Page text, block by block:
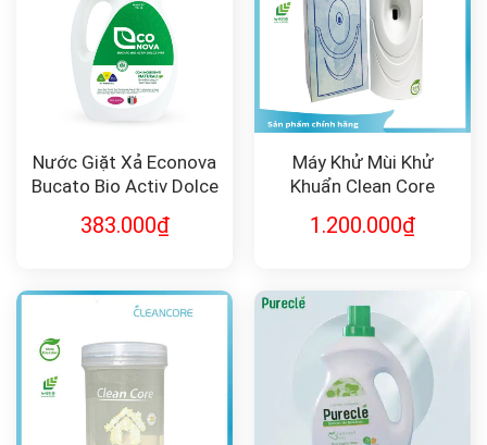
Nước Giặt Xả Econova
Bucato Bio Activ Dolce
383.000₫
Máy Khử Mùi Khử
Khuẩn Clean Core
1.200.000₫